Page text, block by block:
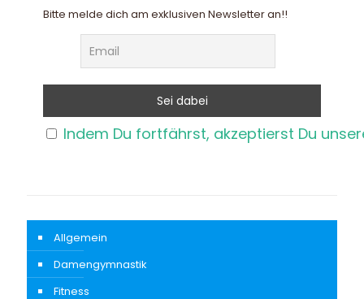
Bitte melde dich am exklusiven Newsletter an!!
Indem Du fortfährst, akzeptierst Du
Allgemein
Damengymnastik
Fitness